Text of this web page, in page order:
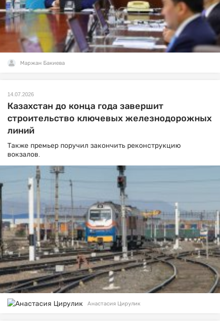
Маржан Бакиева
14.07.2026
Казахстан до конца года завершит
строительство ключевых железнодорожных
линий
Также премьер поручил закончить реконструкцию
вокзалов.
Анастасия Цирулик